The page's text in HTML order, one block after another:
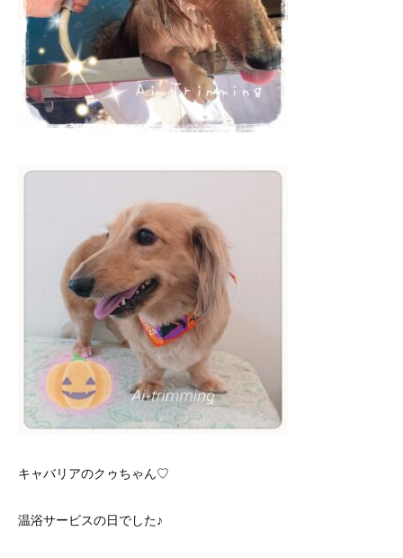
キャバリアのクゥちゃん♡
温浴サービスの日でした♪